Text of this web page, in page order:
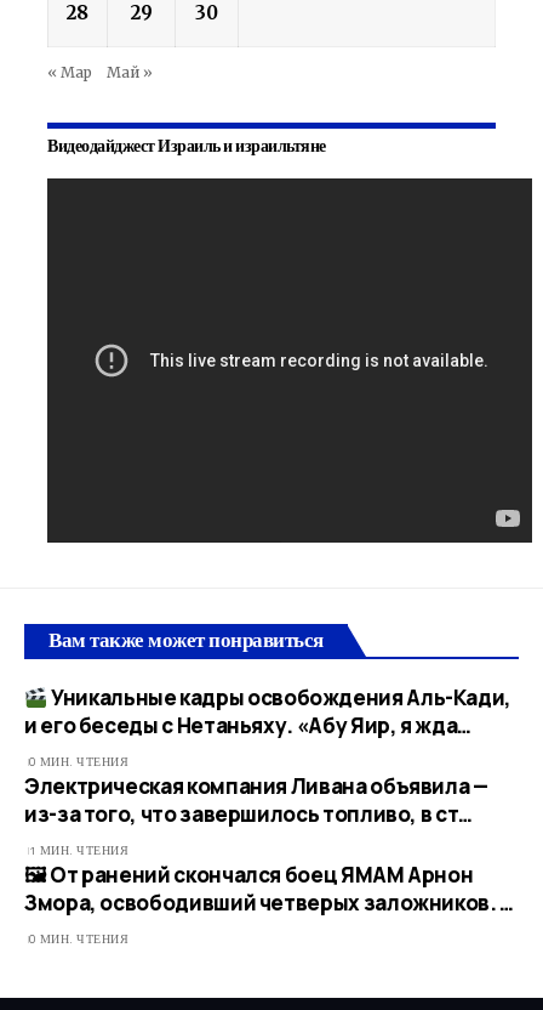
28 29 30
« Мар Май »
Видеодайджест Израиль и израильтяне
Вам также может понравиться
Уникальные кадры освобождения Аль-Кади,
и его беседы с Нетаньяху. «Абу Яир, я жда…
0 МИН. ЧТЕНИЯ
Электрическая компания Ливана объявила —
из-за того, что завершилось топливо, в ст…
1 МИН. ЧТЕНИЯ
🖼 От ранений скончался боец ЯМАМ Арнон
Змора, освободивший четверых заложников. …
0 МИН. ЧТЕНИЯ